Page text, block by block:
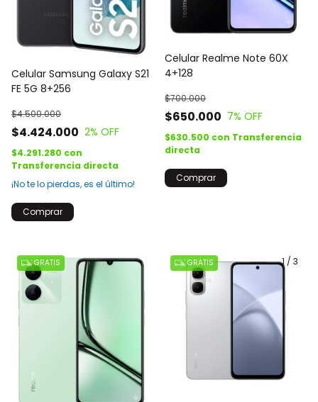
Celular Samsung Galaxy S21
FE 5G 8+256
$4.424.000
$4.500.000
2% OFF
$4.291.280 con
Transferencia directa
¡No te lo pierdas, es el último!
Comprar
Celular Realme Note 60X
4+128
$650.000
$700.000
7% OFF
$630.500 con Transferencia
directa
Comprar
GRATIS 1 / 3
GRATIS